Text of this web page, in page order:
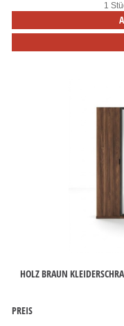
1
HOLZ BRAUN
PREIS